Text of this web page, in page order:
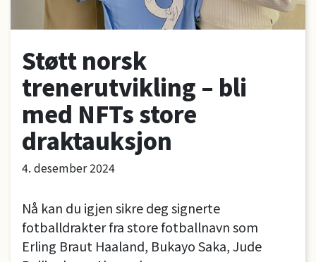
4. desember 2024
Støtt norsk
trenerutvikling – bli
med NFTs store
draktauksjon
Nå kan du igjen sikre deg signerte
fotballdrakter fra store fotballnavn som
Erling Braut Haaland, Bukayo Saka, Jude